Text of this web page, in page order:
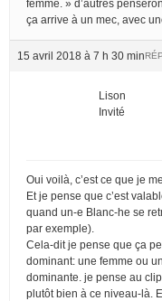
femme. » d’autres
ça arrive à un mec, avec
15 avril 2018 à 7 h 30 min
Lison
Invité
Oui voilà, c’est ce que je
Et je pense que c’est
quand un-e Blanc-he se
par exemple).
Cela-dit je pense que ça
dominant: une femme ou
dominante. je pense au
plutôt bien à ce niveau-là.